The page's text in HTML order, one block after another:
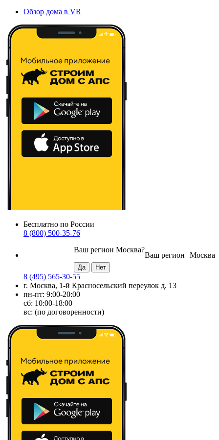
Обзор дома в VR
Бесплатно по России
8 (800) 500-35-76
Москва
Ваш регион
Ваш регион Москва?
8 (495) 565-30-55
г. Москва, 1-й Красносельский переулок д. 13
пн-пт: 9:00-20:00
сб: 10:00-18:00
вс: (по договоренности)